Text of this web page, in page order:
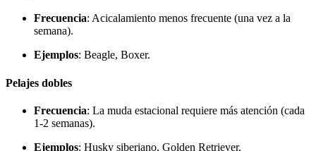
Frecuencia: Acicalamiento menos frecuente (una vez a la
semana).
Ejemplos: Beagle, Boxer.
Pelajes dobles
Frecuencia: La muda estacional requiere más atención (cada
1-2 semanas).
Ejemplos: Husky siberiano, Golden Retriever.